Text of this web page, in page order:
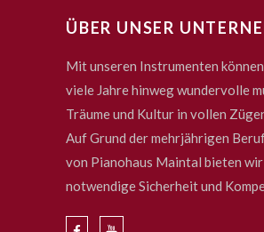
ÜBER UNSER
Mit unseren Instrumenten
viele Jahre hinweg wundervolle
Träume und Kultur in vollen
Auf Grund der mehrjährigen
von Pianohaus Maintal bieten
notwendige Sicherheit und